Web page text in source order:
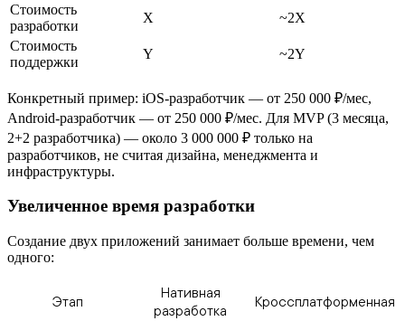
Стоимость
разработки
X
~2X
Стоимость
поддержки
Y ~2Y
Конкретный пример: iOS-разработчик — от 250 000 ₽/мес,
Android-разработчик — от 250 000 ₽/мес. Для MVP (3 месяца,
2+2 разработчика) — около 3 000 000 ₽ только на
разработчиков, не считая дизайна, менеджмента и
инфраструктуры.
Увеличенное время разработки
Создание двух приложений занимает больше времени, чем
одного:
Этап
Нативная
разработка
Кроссплатформенная